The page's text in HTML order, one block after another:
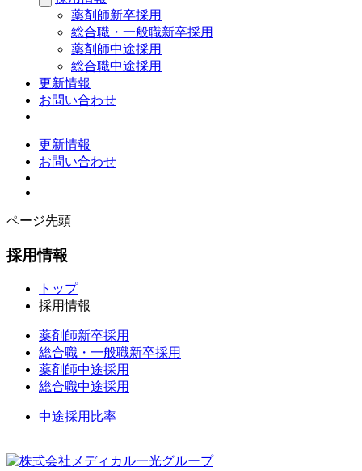
薬剤師新卒採用
総合職・一般職新卒採用
薬剤師中途採用
総合職中途採用
更新情報
お問い合わせ
更新情報
お問い合わせ
ページ先頭
採用情報
トップ
採用情報
薬剤師新卒採用
総合職・一般職新卒採用
薬剤師中途採用
総合職中途採用
中途採用比率